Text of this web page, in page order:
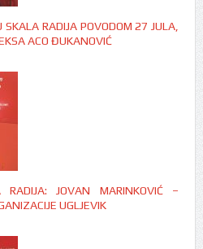
SKALA RADIJA POVODOM 27 JULA,
ACO ĐUKANOVIĆ
JOVAN MARINKOVIĆ –
UGLJEVIK